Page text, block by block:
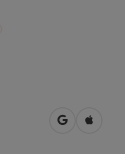
in Google
in